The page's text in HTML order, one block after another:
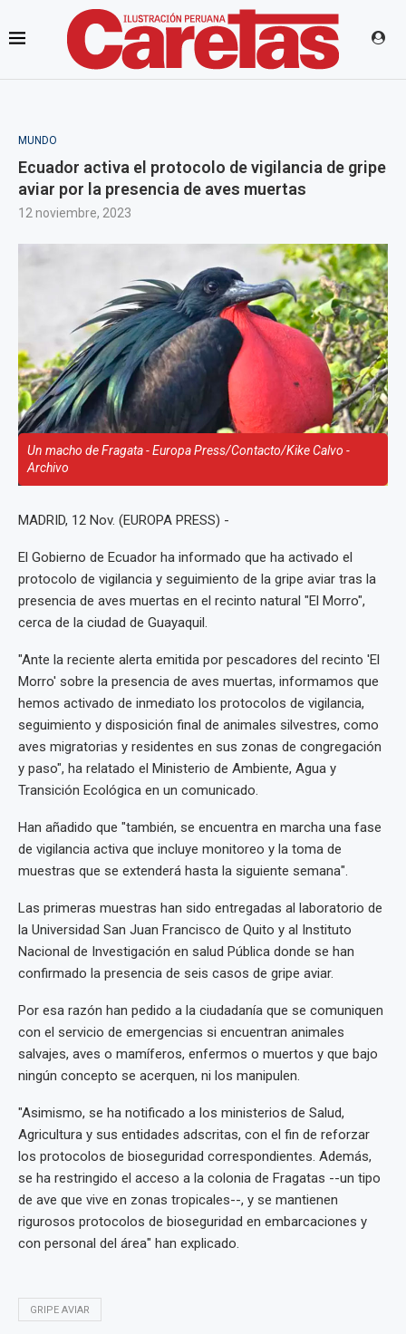
MUNDO
Ecuador activa el protocolo de vigilancia de gripe
aviar por la presencia de aves muertas
12 noviembre, 2023
Un macho de Fragata - Europa Press/Contacto/Kike Calvo -
Archivo
MADRID, 12 Nov. (EUROPA PRESS) -
El Gobierno de Ecuador ha informado que ha activado el
protocolo de vigilancia y seguimiento de la gripe aviar tras la
presencia de aves muertas en el recinto natural "El Morro",
cerca de la ciudad de Guayaquil.
"Ante la reciente alerta emitida por pescadores del recinto 'El
Morro' sobre la presencia de aves muertas, informamos que
hemos activado de inmediato los protocolos de vigilancia,
seguimiento y disposición final de animales silvestres, como
aves migratorias y residentes en sus zonas de congregación
y paso", ha relatado el Ministerio de Ambiente, Agua y
Transición Ecológica en un comunicado.
Han añadido que "también, se encuentra en marcha una fase
de vigilancia activa que incluye monitoreo y la toma de
muestras que se extenderá hasta la siguiente semana".
Las primeras muestras han sido entregadas al laboratorio de
la Universidad San Juan Francisco de Quito y al Instituto
Nacional de Investigación en salud Pública donde se han
confirmado la presencia de seis casos de gripe aviar.
Por esa razón han pedido a la ciudadanía que se comuniquen
con el servicio de emergencias si encuentran animales
salvajes, aves o mamíferos, enfermos o muertos y que bajo
ningún concepto se acerquen, ni los manipulen.
"Asimismo, se ha notificado a los ministerios de Salud,
Agricultura y sus entidades adscritas, con el fin de reforzar
los protocolos de bioseguridad correspondientes. Además,
se ha restringido el acceso a la colonia de Fragatas --un tipo
de ave que vive en zonas tropicales--, y se mantienen
rigurosos protocolos de bioseguridad en embarcaciones y
con personal del área" han explicado.
GRIPE AVIAR